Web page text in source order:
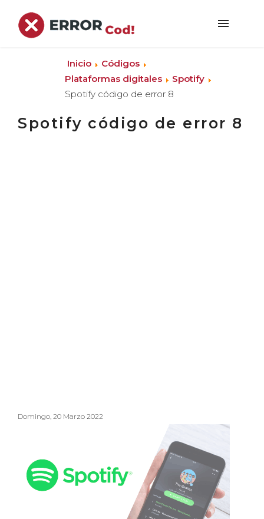
Inicio
Códigos
Plataformas digitales
Spotify
Spotify código de error 8
Spotify código de error 8
Domingo, 20 Marzo 2022